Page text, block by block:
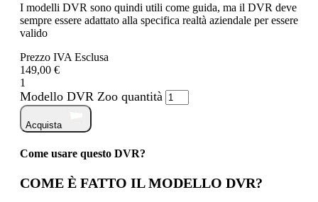
I modelli DVR sono quindi utili come guida, ma il DVR deve
sempre essere adattato alla specifica realtà aziendale per essere
valido
Prezzo IVA Esclusa
149,00 €
1
Modello DVR Zoo quantità
Acquista
Come usare questo DVR?
COME È FATTO IL MODELLO DVR?